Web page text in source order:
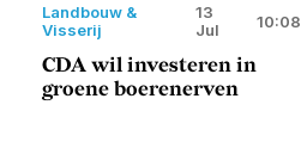
Landbouw &
Visserij
13
Jul
10:08
CDA wil investeren in
groene boerenerven